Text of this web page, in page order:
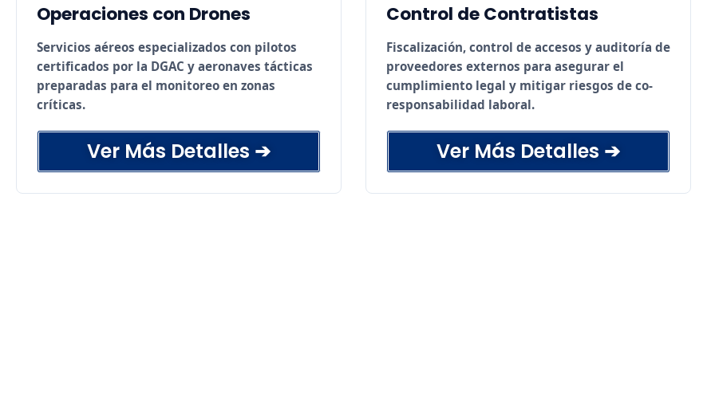
Operaciones con Drones
Servicios aéreos especializados con pilotos
certificados por la DGAC y aeronaves tácticas
preparadas para el monitoreo en zonas
críticas.
Ver Más Detalles ➔
Control de Contratistas
Fiscalización, control de accesos y auditoría de
proveedores externos para asegurar el
cumplimiento legal y mitigar riesgos de co-
responsabilidad laboral.
Ver Más Detalles ➔
Subcontratación.